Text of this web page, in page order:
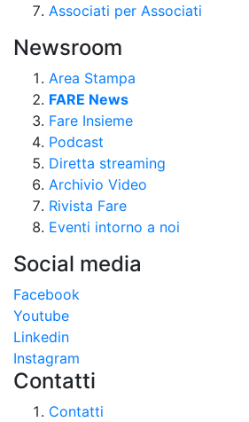
Associati per Associati
Newsroom
Area Stampa
FARE News
Fare Insieme
Podcast
Diretta streaming
Archivio Video
Rivista Fare
Eventi intorno a noi
Social media
Facebook
Youtube
Linkedin
Instagram
Contatti
Contatti